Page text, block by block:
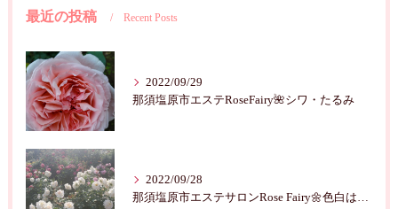
最近の投稿 Recent Posts
2022/09/29
那須塩原市エステRoseFairy🌺シワ・たるみ
2022/09/28